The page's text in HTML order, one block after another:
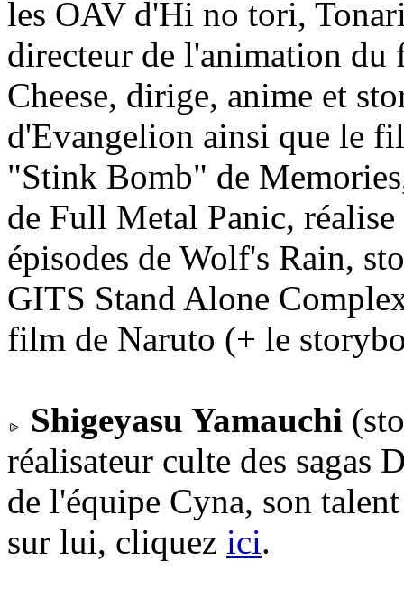
les OAV d'Hi no tori,
directeur de l'animation du
Cheese, dirige, anime et
d'Evangelion ainsi que le
"Stink Bomb" de
de Full Metal Panic,
épisodes de Wolf's Rain,
GITS Stand Alone
film de Naruto (+ le
Shigeyasu Yamauchi
réalisateur culte des sagas
de l'équipe Cyna, son
sur lui, cliquez ici.